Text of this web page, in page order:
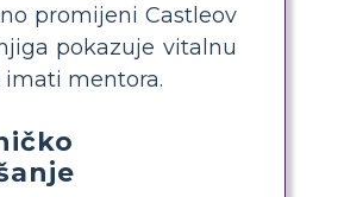
promijeni Castleov
pokazuje vitalnu
imati mentora.